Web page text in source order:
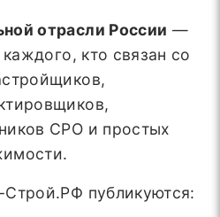
отрасли России —
кто связан со
СРО и простых
публикуются: